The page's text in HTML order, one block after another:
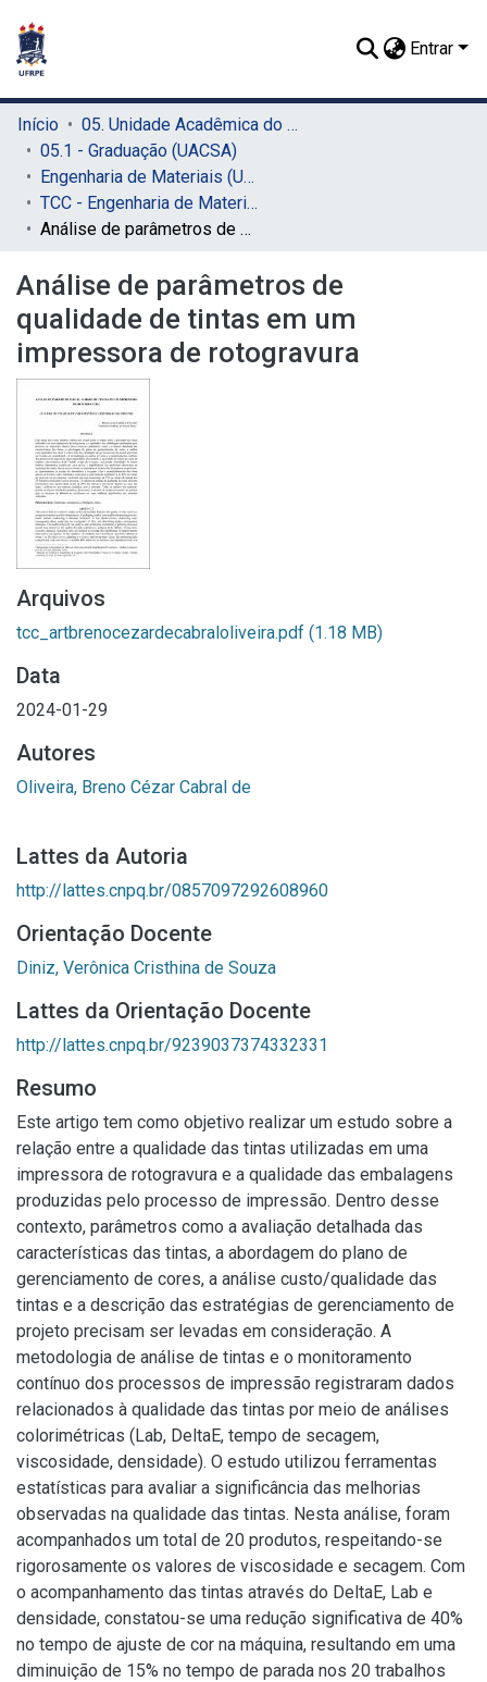
Entrar
Início
05. Unidade Acadêmica do Cabo de Santo Agostinho (UACSA)
05.1 - Graduação (UACSA)
Engenharia de Materiais (UACSA)
TCC - Engenharia de Materiais (UACSA)
Análise de parâmetros de qualidade de tintas em um impressora de rotogravura
Análise de parâmetros de
qualidade de tintas em um
impressora de rotogravura
Arquivos
tcc_artbrenocezardecabraloliveira.pdf (1.18 MB)
Data
2024-01-29
Autores
Oliveira, Breno Cézar Cabral de
Lattes da Autoria
http://lattes.cnpq.br/0857097292608960
Orientação Docente
Diniz, Verônica Cristhina de Souza
Lattes da Orientação Docente
http://lattes.cnpq.br/9239037374332331
Resumo
Este artigo tem como objetivo realizar um estudo sobre a
relação entre a qualidade das tintas utilizadas em uma
impressora de rotogravura e a qualidade das embalagens
produzidas pelo processo de impressão. Dentro desse
contexto, parâmetros como a avaliação detalhada das
características das tintas, a abordagem do plano de
gerenciamento de cores, a análise custo/qualidade das
tintas e a descrição das estratégias de gerenciamento de
projeto precisam ser levadas em consideração. A
metodologia de análise de tintas e o monitoramento
contínuo dos processos de impressão registraram dados
relacionados à qualidade das tintas por meio de análises
colorimétricas (Lab, DeltaE, tempo de secagem,
viscosidade, densidade). O estudo utilizou ferramentas
estatísticas para avaliar a significância das melhorias
observadas na qualidade das tintas. Nesta análise, foram
acompanhados um total de 20 produtos, respeitando-se
rigorosamente os valores de viscosidade e secagem. Com
o acompanhamento das tintas através do DeltaE, Lab e
densidade, constatou-se uma redução significativa de 40%
no tempo de ajuste de cor na máquina, resultando em uma
diminuição de 15% no tempo de parada nos 20 trabalhos